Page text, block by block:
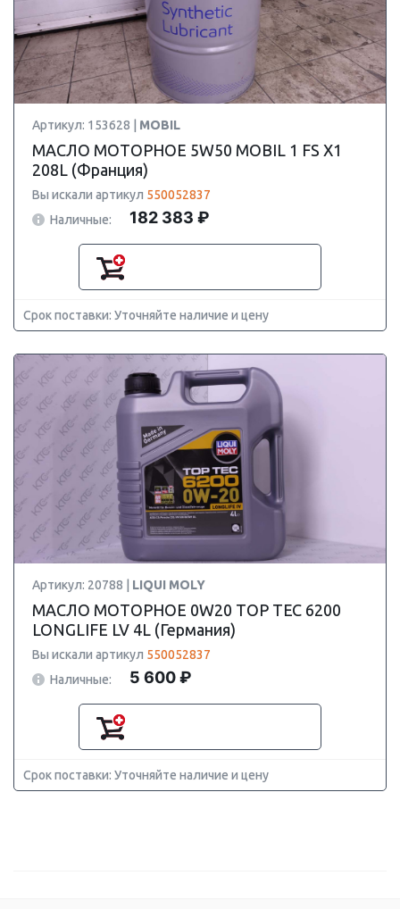
Артикул: 153628 | MOBIL
МАСЛО МОТОРНОЕ 5W50 MOBIL 1 FS X1
208L (Франция)
Вы искали артикул 550052837
Наличные:
182 383 ₽
Срок поставки: Уточняйте наличие и цену
Артикул: 20788 | LIQUI MOLY
МАСЛО МОТОРНОЕ 0W20 TOP TEC 6200
LONGLIFE LV 4L (Германия)
Вы искали артикул 550052837
Наличные:
5 600 ₽
Срок поставки: Уточняйте наличие и цену